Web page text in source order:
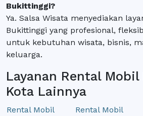
Bukittinggi?
Ya. Salsa Wisata menyediakan
Bukittinggi yang profesional,
untuk kebutuhan wisata, bisnis,
keluarga.
Layanan Rental
Kota Lainnya
Rental Mobil
Rental Mobil